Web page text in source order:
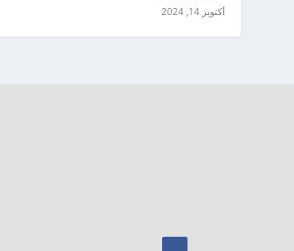
أكتوبر 14, 2024